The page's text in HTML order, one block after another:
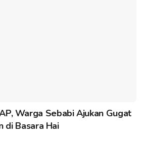
Warga Sebabi Ajukan Gugat
di Basara Hai